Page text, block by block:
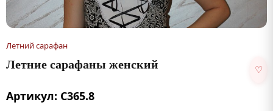
Летний сарафан
Летние сарафаны женский ♡
Артикул: С365.8